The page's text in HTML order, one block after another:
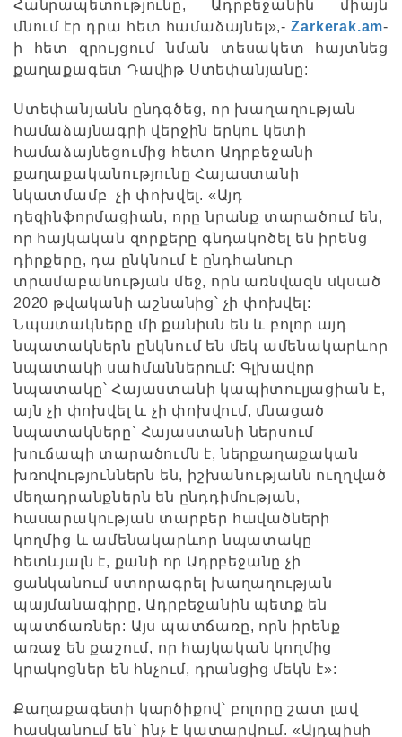
Հանրապետությունը, Ադրբեջանին միայն
մնում էր դրա հետ համաձայնել»,-Zarkerak.am-
ի հետ զրույցում նման տեսակետ հայտնեց
քաղաքագետ Դավիթ Ստեփանյանը:
Ստեփանյանն ընդգծեց, որ խաղաղության
համաձայնագրի վերջին երկու կետի
համաձայնեցումից հետո Ադրբեջանի
քաղաքականությունը Հայաստանի
նկատմամբ չի փոխվել. «Այդ
դեզինֆորմացիան, որը նրանք տարածում են,
որ հայկական զորքերը գնդակոծել են իրենց
դիրքերը, դա ընկնում է ընդհանուր
տրամաբանության մեջ, որն առնվազն սկսած
2020 թվականի աշնանից՝ չի փոխվել:
Նպատակները մի քանիսն են և բոլոր այդ
նպատակներն ընկնում են մեկ ամենակարևոր
նպատակի սահմաններում: Գլխավոր
նպատակը՝ Հայաստանի կապիտուլյացիան է,
այն չի փոխվել և չի փոխվում, մնացած
նպատակները՝ Հայաստանի ներսում
խուճապի տարածումն է, ներքաղաքական
խռովություններն են, իշխանությանն ուղղված
մեղադրանքներն են ընդդիմության,
հասարակության տարբեր հավածների
կողմից և ամենակարևոր նպատակը
հետևյալն է, քանի որ Ադրբեջանը չի
ցանկանում ստորագրել խաղաղության
պայմանագիրը, Ադրբեջանին պետք են
պատճառներ: Այս պատճառը, որն իրենք
առաջ են քաշում, որ հայկական կողմից
կրակոցներ են հնչում, դրանցից մեկն է»:
Քաղաքագետի կարծիքով՝ բոլորը շատ լավ
հասկանում են՝ ինչ է կատարվում. «Այդպիսի